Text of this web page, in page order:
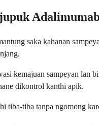
saka kahanan
kemajuan sampeyan lan
dikontrol kanthi apik.
tiba-tiba tanpa ngomong